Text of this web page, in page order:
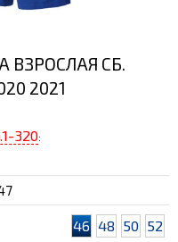
СБ.
2021
320:
46 48 50 52